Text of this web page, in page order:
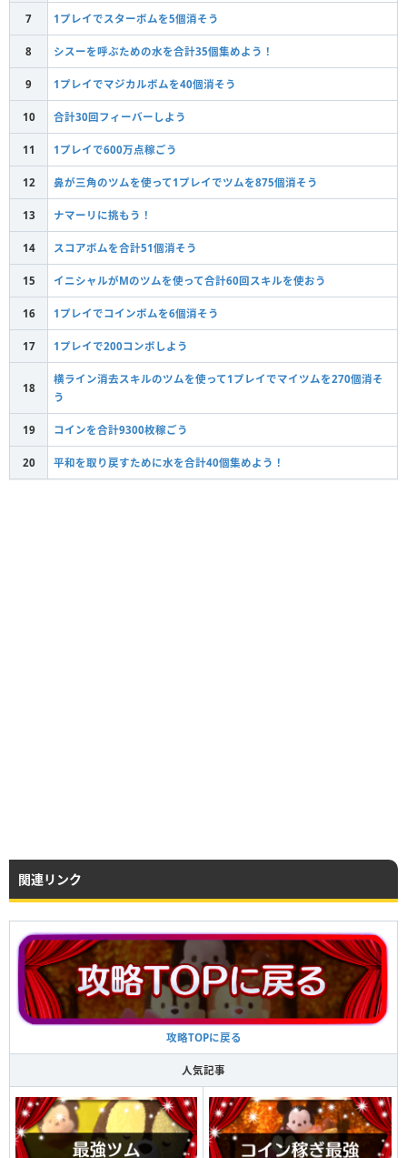
7 1プレイでスターボムを5個消そう
8 シスーを呼ぶための水を合計35個集めよう！
9 1プレイでマジカルボムを40個消そう
10 合計30回フィーバーしよう
11 1プレイで600万点稼ごう
12 鼻が三角のツムを使って1プレイでツムを875個消そう
13 ナマーリに挑もう！
14 スコアボムを合計51個消そう
15 イニシャルがMのツムを使って合計60回スキルを使おう
16 1プレイでコインボムを6個消そう
17 1プレイで200コンボしよう
18
横ライン消去スキルのツムを使って1プレイでマイツムを270個消そ
う
19 コインを合計9300枚稼ごう
20 平和を取り戻すために水を合計40個集めよう！
関連リンク
攻略TOPに戻る
人気記事